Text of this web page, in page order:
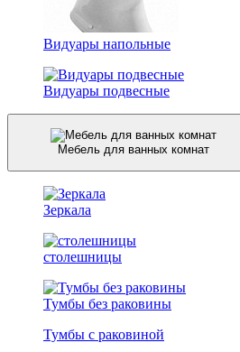
Видуары напольные
Видуары подвесные
Мебель для ванных комнат
Зеркала
столешницы
Тумбы без раковины
Тумбы с раковиной